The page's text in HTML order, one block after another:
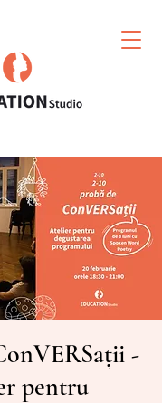
-
pentru